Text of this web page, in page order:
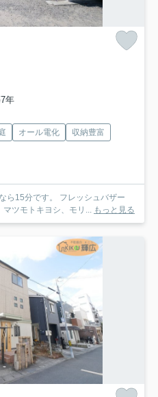
年
オール電化
収納豊富
ら15分です。 フレッシュバザー
ツモトキヨシ、モリ...
もっと見る